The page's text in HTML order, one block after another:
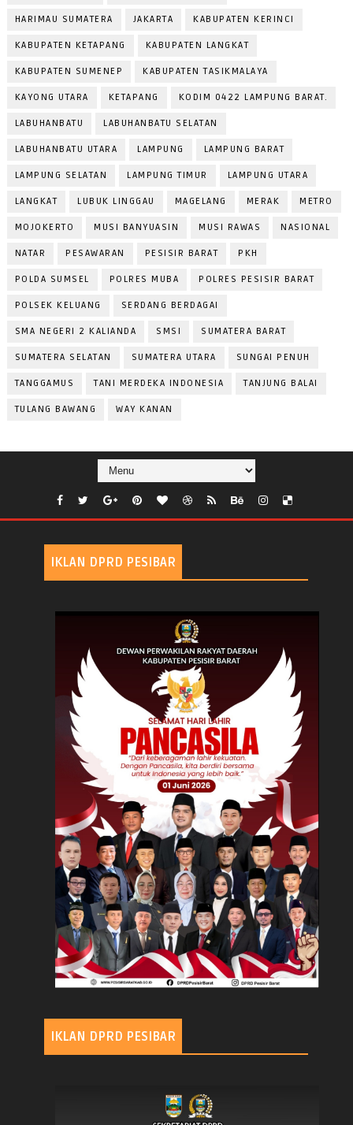
HARIMAU SUMATERA JAKARTA KABUPATEN KERINCI
KABUPATEN KETAPANG KABUPATEN LANGKAT
KABUPATEN SUMENEP KABUPATEN TASIKMALAYA
KAYONG UTARA KETAPANG KODIM 0422 LAMPUNG BARAT.
LABUHANBATU LABUHANBATU SELATAN
LABUHANBATU UTARA LAMPUNG LAMPUNG BARAT
LAMPUNG SELATAN LAMPUNG TIMUR LAMPUNG UTARA
LANGKAT LUBUK LINGGAU MAGELANG MERAK METRO
MOJOKERTO MUSI BANYUASIN MUSI RAWAS NASIONAL
NATAR PESAWARAN PESISIR BARAT PKH
POLDA SUMSEL POLRES MUBA POLRES PESISIR BARAT
POLSEK KELUANG SERDANG BERDAGAI
SMA NEGERI 2 KALIANDA SMSI SUMATERA BARAT
SUMATERA SELATAN SUMATERA UTARA SUNGAI PENUH
TANGGAMUS TANI MERDEKA INDONESIA TANJUNG BALAI
TULANG BAWANG WAY KANAN
IKLAN DPRD PESIBAR
IKLAN DPRD PESIBAR